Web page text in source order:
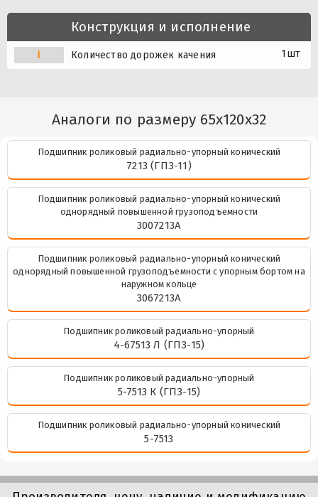
Конструкция и исполнение
i Количество дорожек качения 1шт
Аналоги по размеру 65x120x32
Подшипник роликовый радиально-упорный конический
7213 (ГПЗ-11)
Подшипник роликовый радиально-упорный конический
однорядный повышенной грузоподъемности
3007213А
Подшипник роликовый радиально-упорный конический
однорядный повышенной грузоподъемности с упорным бортом на
наружном кольце
3067213А
Подшипник роликовый радиально-упорный
4-67513 Л (ГПЗ-15)
Подшипник роликовый радиально-упорный
5-7513 К (ГПЗ-15)
Подшипник роликовый радиально-упорный конический
5-7513